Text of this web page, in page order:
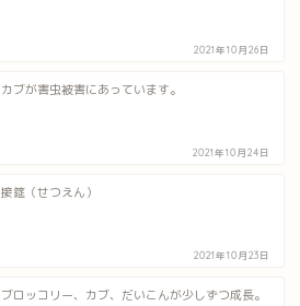
2021年10月26日
カブが害虫被害にあっています。
2021年10月24日
接筵（せつえん）
2021年10月23日
ブロッコリー、カブ、だいこんが少しずつ成長。